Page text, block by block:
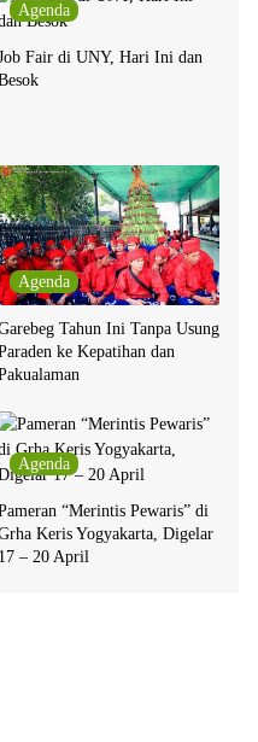
Agenda
Fair di UNY, Hari Ini dan
Agenda
Tahun Ini Tanpa Usung
ke Kepatihan dan
Agenda
“Merintis Pewaris” di
Keris Yogyakarta, Digelar
17 – 20 April